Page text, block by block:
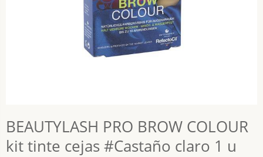
BEAUTYLASH PRO BROW COLOUR
kit tinte cejas #Castaño claro 1 u